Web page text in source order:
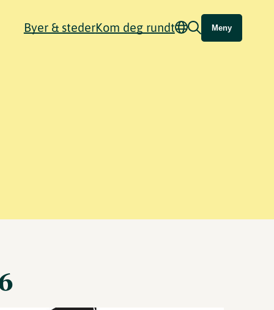
Byer & stederKom deg rundt Meny